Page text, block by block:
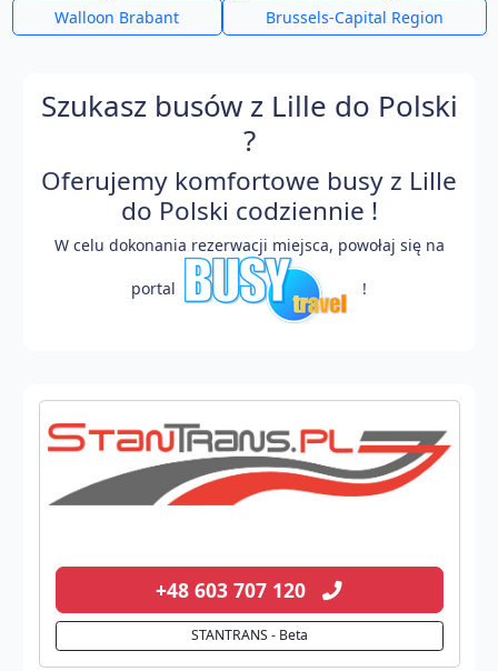
Walloon Brabant
Brussels-Capital Region
Szukasz busów z Lille do Polski
?
Oferujemy komfortowe busy z Lille
do Polski codziennie !
W celu dokonania rezerwacji miejsca, powołaj się na
portal !
+48 603 707 120
STANTRANS - Beta